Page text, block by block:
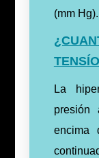
(mm Hg).
La
presión
encima